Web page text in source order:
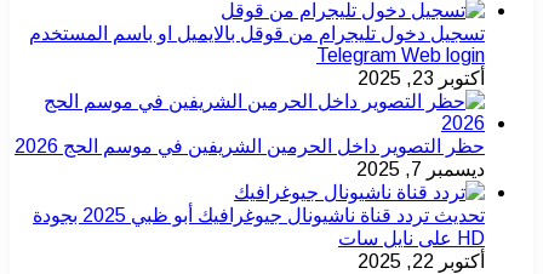
تسجيل دخول تليجرام من قوقل بالايميل او باسم المستخدم
Telegram Web login
أكتوبر 23, 2025
حظر التصوير داخل الحرمين الشريفين في موسم الحج 2026
ديسمبر 7, 2025
تحديث تردد قناة ناشيونال جيوغرافيك أبو ظبي 2025 بجودة
HD على نايل سات
أكتوبر 22, 2025